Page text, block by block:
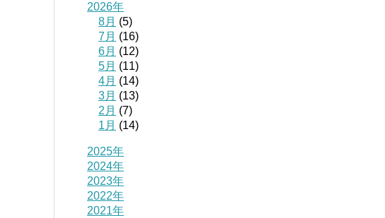
2026年
8月 (5)
7月 (16)
6月 (12)
5月 (11)
4月 (14)
3月 (13)
2月 (7)
1月 (14)
2025年
2024年
2023年
2022年
2021年